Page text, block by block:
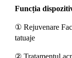
Funcția
① Rejuvenare
tatuaje